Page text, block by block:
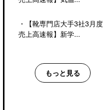
・
【靴専門店大手3社3月度
売上高速報】新学...
もっと見る